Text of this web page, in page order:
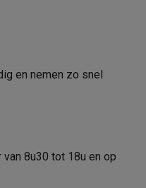
en nemen zo snel
8u30 tot 18u en op